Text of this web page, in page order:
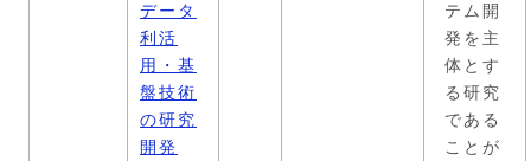
データ
利活
用・基
盤技術
の研究
開発
テム開
発を主
体とす
る研究
である
ことが